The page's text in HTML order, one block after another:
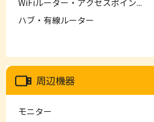
WiFiルーター・アクセスポイン...
ハブ・有線ルーター
周辺機器
モニター